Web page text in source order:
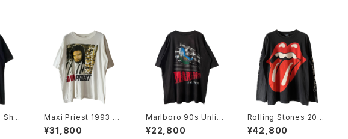
Sho
Maxi Priest 1993 Fe
Real Tour Rap Tee
¥31,800
Marlboro 90s Unlim
ited Railroad Pocke
t Tee
¥22,800
Rolling Stones 200
6 A Bigger Bang To
ur L/S Band Tee
¥42,800